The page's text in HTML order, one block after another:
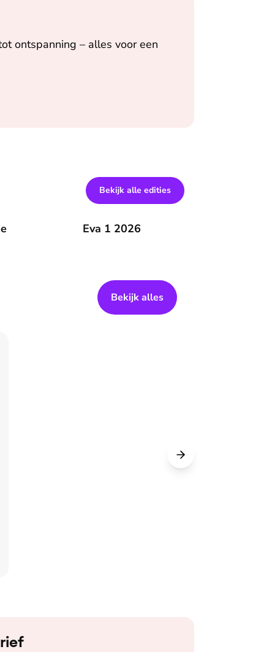
ontspanning – alles voor een
Bekijk alle edities
Eva 1 2026
Bekijk alles